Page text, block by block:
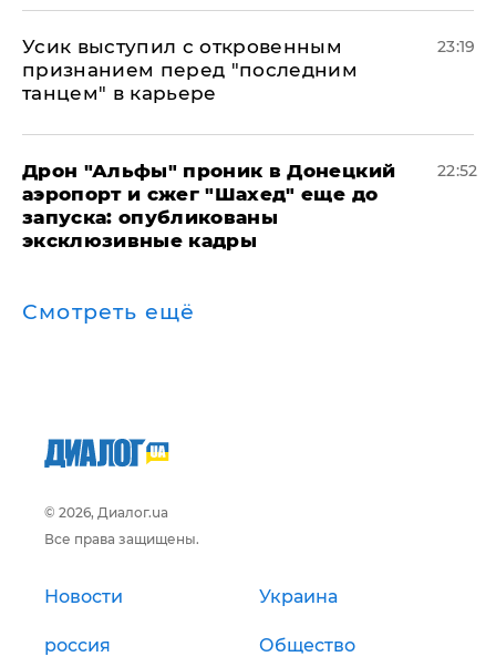
Усик выступил с откровенным
признанием перед "последним
танцем" в карьере
23:19
Дрон "Альфы" проник в Донецкий
аэропорт и сжег "Шахед" еще до
запуска: опубликованы
эксклюзивные кадры
22:52
Смотреть ещё
© 2026, Диалог.ua
Все права защищены.
Новости Украина
россия Общество